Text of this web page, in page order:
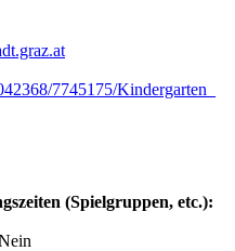
7745175/Kindergarten_
(Spielgruppen, etc.):